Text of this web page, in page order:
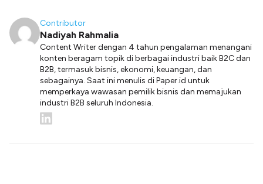
Contributor
Nadiyah Rahmalia
Content Writer dengan 4 tahun pengalaman menangani
konten beragam topik di berbagai industri baik B2C dan
B2B, termasuk bisnis, ekonomi, keuangan, dan
sebagainya. Saat ini menulis di Paper.id untuk
memperkaya wawasan pemilik bisnis dan memajukan
industri B2B seluruh Indonesia.